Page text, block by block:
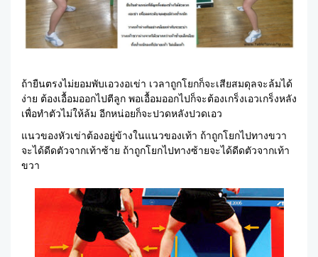
ถ้ายืนตรงไม่ยอมพับเอวงอเข่า เวลาถูกโยกก็จะเสียสมดุลจะล้มได้
ง่าย ต้องเอื้อมออกไปตีลูก พอเอื้อมออกไปก็จะต้องเกร็งเอวเกร็งหลัง
เพื่อทำตัวไม่ให้ล้ม อีกหน่อยก็จะปวดหลังปวดเอว
แนวของหัวเข่าต้องอยู่ข้างในแนวของเท้า ถ้าถูกโยกไปทางขวา
จะได้ดีดตัวจากเท้าซ้าย ถ้าถูกโยกไปทางซ้ายจะได้ดีดตัวจากเท้า
ขวา